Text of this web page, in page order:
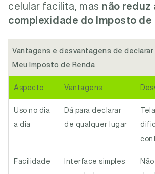
celular facilita, mas não reduz
complexidade do Imposto de
Vantagens e desvantagens de
Meu Imposto de Renda
Aspecto Vantagens
Uso no dia
a dia
Dá para declarar
de qualquer lugar
Facilidade
Interface simples